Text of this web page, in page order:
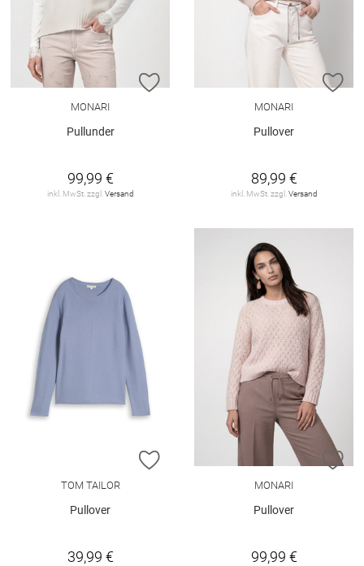
ZUR WUNSCHLISTE HINZUFÜGEN
MONARI
Pullunder
99,99 €
inkl. MwSt. zzgl. Versand
MONARI
Pullover
89,99 €
inkl. MwSt. zzgl. Versand
ZUR WUNSCHLISTE HINZUFÜGEN
TOM TAILOR
Pullover
39,99 €
MONARI
Pullover
99,99 €